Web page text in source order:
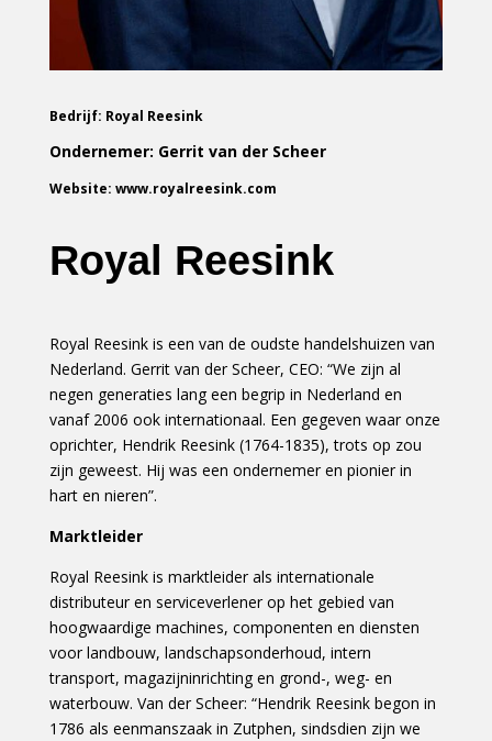
Bedrijf: Royal Reesink
Ondernemer: Gerrit van der Scheer
Website: www.royalreesink.com
Royal Reesink
Royal Reesink is een van de oudste handelshuizen van
Nederland. Gerrit van der Scheer, CEO: “We zijn al
negen generaties lang een begrip in Nederland en
vanaf 2006 ook internationaal. Een gegeven waar onze
oprichter, Hendrik Reesink (1764-1835), trots op zou
zijn geweest. Hij was een ondernemer en pionier in
hart en nieren”.
Marktleider
Royal Reesink is marktleider als internationale
distributeur en serviceverlener op het gebied van
hoogwaardige machines, componenten en diensten
voor landbouw, landschapsonderhoud, intern
transport, magazijninrichting en grond-, weg- en
waterbouw. Van der Scheer: “Hendrik Reesink begon in
1786 als eenmanszaak in Zutphen, sindsdien zijn we